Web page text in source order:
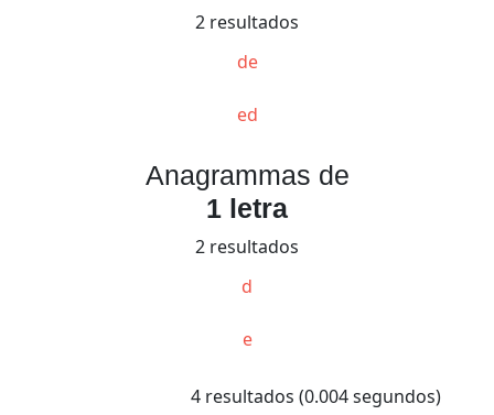
2 resultados
de
ed
Anagrammas de
1 letra
2 resultados
d
e
4 resultados (0.004 segundos)